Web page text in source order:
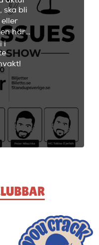
i
ska bli
eller
här